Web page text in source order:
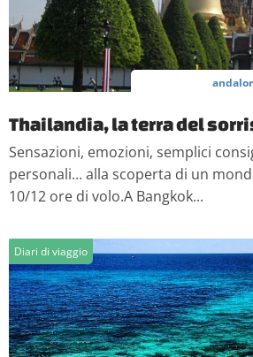
Thailandia, la terra del
Sensazioni, emozioni, semplici
personali... alla scoperta di un
10/12 ore di volo.A Bangkok...
Diari di viaggio